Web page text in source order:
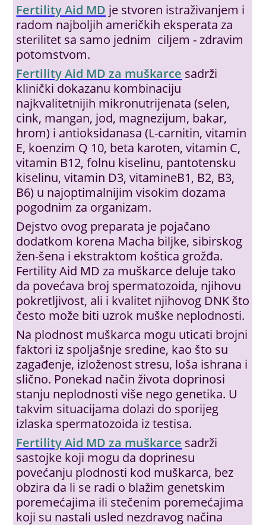
Fertility Aid MD je stvoren istraživanjem i
radom najboljih američkih eksperata za
sterilitet sa samo jednim ciljem - zdravim
potomstvom.
Fertility Aid MD za muškarce sadrži
klinički dokazanu kombinaciju
najkvalitetnijih mikronutrijenata (selen,
cink, mangan, jod, magnezijum, bakar,
hrom) i antioksidanasa (L-carnitin, vitamin
E, koenzim Q 10, beta karoten, vitamin C,
vitamin B12, folnu kiselinu, pantotensku
kiselinu, vitamin D3, vitamineB1, B2, B3,
B6) u najoptimalnijim visokim dozama
pogodnim za organizam.
Dejstvo ovog preparata je pojačano
dodatkom korena Macha biljke, sibirskog
žen-šena i ekstraktom koštica grožđa.
Fertility Aid MD za muškarce deluje tako
da povećava broj spermatozoida, njihovu
pokretljivost, ali i kvalitet njihovog DNK što
često može biti uzrok muške neplodnosti.
Na plodnost muškarca mogu uticati brojni
faktori iz spoljašnje sredine, kao što su
zagađenje, izloženost stresu, loša ishrana i
slično. Ponekad način života doprinosi
stanju neplodnosti više nego genetika. U
takvim situacijama dolazi do sporijeg
izlaska spermatozoida iz testisa.
Fertility Aid MD za muškarce sadrži
sastojke koji mogu da doprinesu
povećanju plodnosti kod muškarca, bez
obzira da li se radi o blažim genetskim
poremećajima ili stečenim poremećajima
koji su nastali usled nezdravog načina